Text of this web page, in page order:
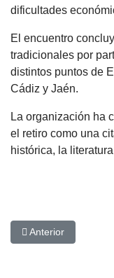
dificultades
El encuentro
tradicionales por
distintos puntos de
Cádiz y Jaén.
La organización ha
el retiro como una
histórica, la
Artículo anterior:
Anterior